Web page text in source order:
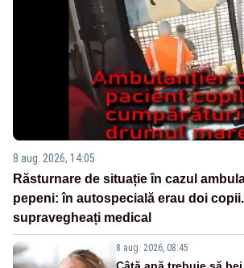
8 aug. 2026, 14:05
Răsturnare de situație în cazul
pepeni: în autospecială erau doi
supravegheați medical
8 aug. 2026, 08:45